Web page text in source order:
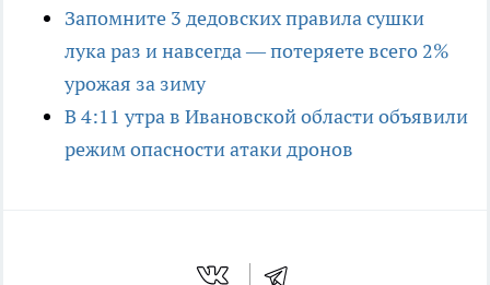
Запомните 3 дедовских правила сушки
лука раз и навсегда — потеряете всего 2%
урожая за зиму
В 4:11 утра в Ивановской области объявили
режим опасности атаки дронов